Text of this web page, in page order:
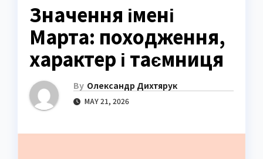
Значення імені
Марта: походження,
характер і таємниця
By Олександр Дихтярук
MAY 21, 2026